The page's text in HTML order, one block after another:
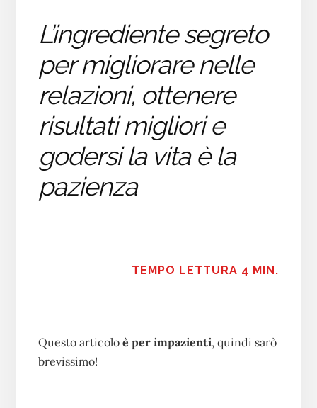
L’ingrediente segreto
per migliorare nelle
relazioni, ottenere
risultati migliori e
godersi la vita è la
pazienza
TEMPO LETTURA 4 MIN.
Questo articolo è per impazienti, quindi sarò
brevissimo!